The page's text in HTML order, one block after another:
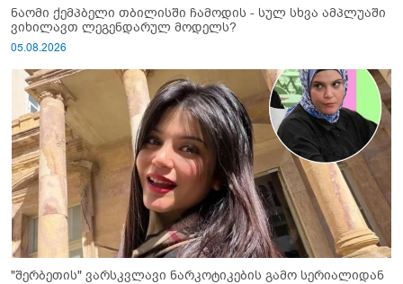
ნაომი ქემპბელი თბილისში ჩამოდის - სულ სხვა ამპლუაში
ვიხილავთ ლეგენდარულ მოდელს?
05.08.2026
"შერბეთის" ვარსკვლავი ნარკოტიკების გამო სერიალიდან